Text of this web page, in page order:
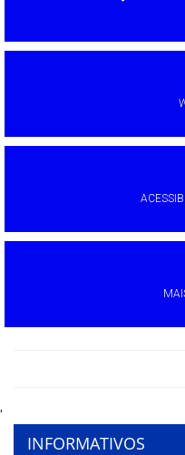
'
INFORMATIVOS